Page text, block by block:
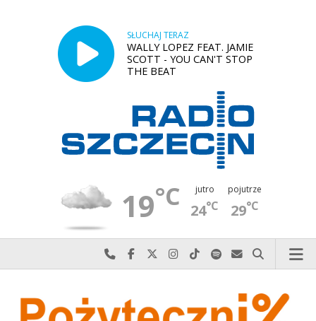
SŁUCHAJ TERAZ
WALLY LOPEZ FEAT. JAMIE
SCOTT - YOU CAN'T STOP
THE BEAT
19°C jutro
24°C
pojutrze
29°C
Najlepiej po prostu do nas zadzwoń
Odwiedź nas na Facebook-u
Odwiedź nas na X
Odwiedź nas na Instagram-ie
Odwiedź nas na TikTok-u
Szukaj nas na Spotify
Wyślij do nas
Szukaj